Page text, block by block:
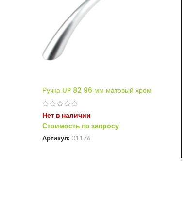
Ручка UP 82 96 мм матовый хром
Нет в наличии
Стоимость по запросу
Артикул: 01176